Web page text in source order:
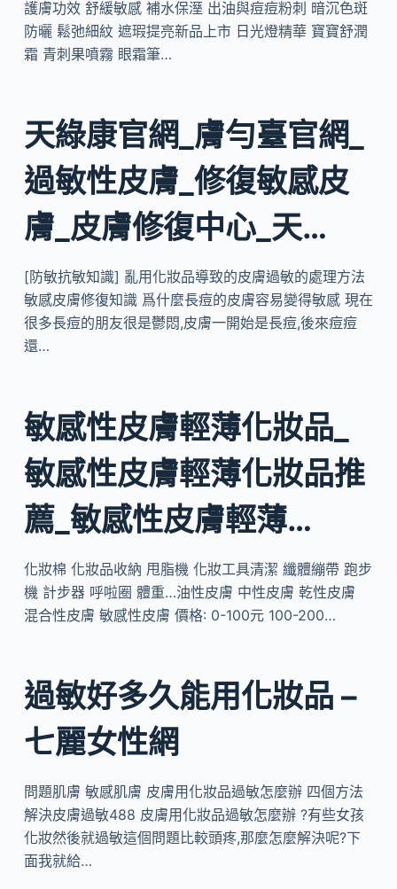
護膚功效 舒緩敏感 補水保溼 出油與痘痘粉刺 暗沉色斑
防曬 鬆弛細紋 遮瑕提亮新品上市 日光燈精華 寶寶舒潤
霜 青刺果噴霧 眼霜筆…
天綠康官網_膚勻臺官網_
過敏性皮膚_修復敏感皮
膚_皮膚修復中心_天…
[防敏抗敏知識] 亂用化妝品導致的皮膚過敏的處理方法
敏感皮膚修復知識 爲什麼長痘的皮膚容易變得敏感 現在
很多長痘的朋友很是鬱悶,皮膚一開始是長痘,後來痘痘
還…
敏感性皮膚輕薄化妝品_
敏感性皮膚輕薄化妝品推
薦_敏感性皮膚輕薄…
化妝棉 化妝品收納 甩脂機 化妝工具清潔 纖體繃帶 跑步
機 計步器 呼啦圈 體重…油性皮膚 中性皮膚 乾性皮膚
混合性皮膚 敏感性皮膚 價格: 0-100元 100-200…
過敏好多久能用化妝品 –
七麗女性網
問題肌膚 敏感肌膚 皮膚用化妝品過敏怎麼辦 四個方法
解決皮膚過敏488 皮膚用化妝品過敏怎麼辦 ?有些女孩
化妝然後就過敏這個問題比較頭疼,那麼怎麼解決呢?下
面我就給…